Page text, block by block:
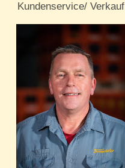
Kundenservice/ Verkauf